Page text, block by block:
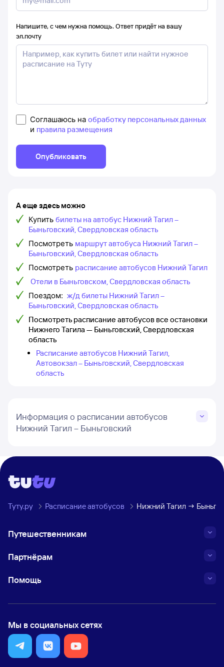
Напишите, с чем нужна помощь. Ответ придёт на вашу
эл.почту
Соглашаюсь на обработку персональных данных
и правила размещения
Опубликовать
А еще здесь можно
Купить билеты на автобус Нижний Тагил –
Быньговский, Свердловская область
Посмотреть маршрут автобуса Нижний Тагил –
Быньговский, Свердловская область
Посмотреть расписание автобусов Нижний Тагил
Отели в Быньговском, Свердловская область
Поездом: ж/д билеты Нижний Тагил –
Быньговский, Свердловская область
Посмотреть расписание автобусов все остановки
Нижнего Тагила — Быньговский, Свердловская
область
Расписание автобусов Нижний Тагил,
Автовокзал – Быньговский, Свердловская
область
Информация о расписании автобусов
Нижний Тагил – Быньговский
Туту.ру Расписание автобусов Нижний Тагил →
Путешественникам
Партнёрам
Помощь
Мы в социальных сетях